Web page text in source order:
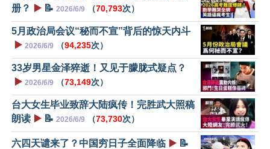
册？
▶️ 📝 2026/6/9 （70,793次）
5月政治局会议“秘而不宣”背后的惊天内斗
▶️ 2026/6/9 （94,235次）
33岁男星金泽猝逝！又见于朦胧式疑点？
▶️ 2026/6/9 （73,149次）
台大女生毕业致辞大陆疯传！完胜武大照稿
朗读 ▶️ 📝 2026/6/9 （73,730次）
六四天谴来了？中国穷日子全面降临 ▶️ 📝